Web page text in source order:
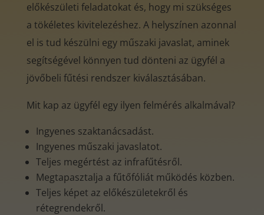
előkészületi feladatokat és, hogy mi szükséges
a tökéletes kivitelezéshez. A helyszínen azonnal
el is tud készülni egy műszaki javaslat, aminek
segítségével könnyen tud dönteni az ügyfél a
jövőbeli fűtési rendszer kiválasztásában.
Mit kap az ügyfél egy ilyen felmérés alkalmával?
Ingyenes szaktanácsadást.
Ingyenes műszaki javaslatot.
Teljes megértést az infrafűtésről.
Megtapasztalja a fűtőfóliát működés közben.
Teljes képet az előkészületekről és
rétegrendekről.